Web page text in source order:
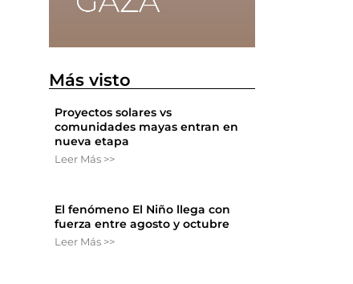
Más visto
Proyectos solares vs
comunidades mayas entran en
nueva etapa
Leer Más >>
El fenómeno El Niño llega con
fuerza entre agosto y octubre
Leer Más >>